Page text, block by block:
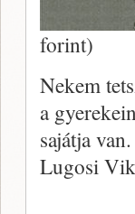
forint)
Nekem
a
sajátja van.
Lugosi